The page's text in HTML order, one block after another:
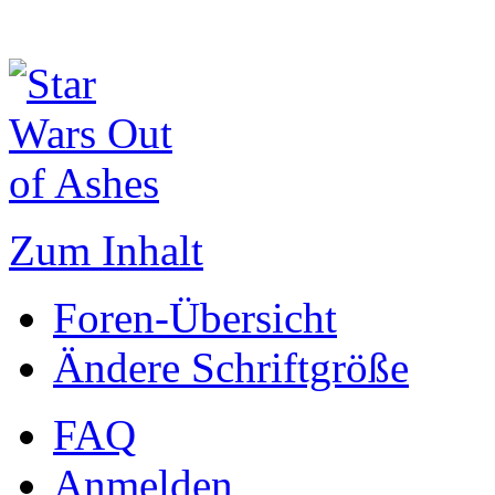
Zum Inhalt
Foren-Übersicht
Ändere Schriftgröße
FAQ
Anmelden